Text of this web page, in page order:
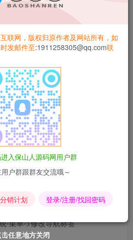
级教程。需要有点点的Html基
也没关系。本篇教程会很详细，有
基础的朋友就一步一步对照着来，
-菜单->修改导航标签
击任意地方关闭
击任意地方关闭
击任意地方关闭
击任意地方关闭
击任意地方关闭
击任意地方关闭
联网，版权归原作者及网站所有，如
发邮件至:1911258305@qq.com联
入保山人源码网用户群
户群跟群友交流哦～
分销计划 登录/注册/找回密码